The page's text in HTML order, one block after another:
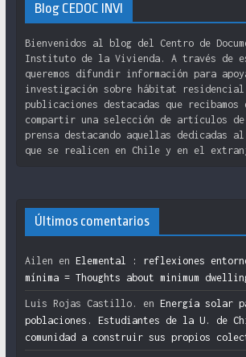
Blog CEDOC INVI
Bienvenidos al blog del Centro de
Instituto de la Vivienda. A través de
queremos difundir información para
investigación sobre hábitat
publicaciones destacadas que recibamos
compartir una selección de artículos de
prensa destacando aquellas dedicadas
que se realicen en Chile y en el
Últimos comentarios
Ailen en Elemental : reflexiones
mínima = Thoughts about minimum
Luis Rojas Castillo. en Energía solar
poblaciones. Estudiantes de la U. de
comunidad a construir sus propios